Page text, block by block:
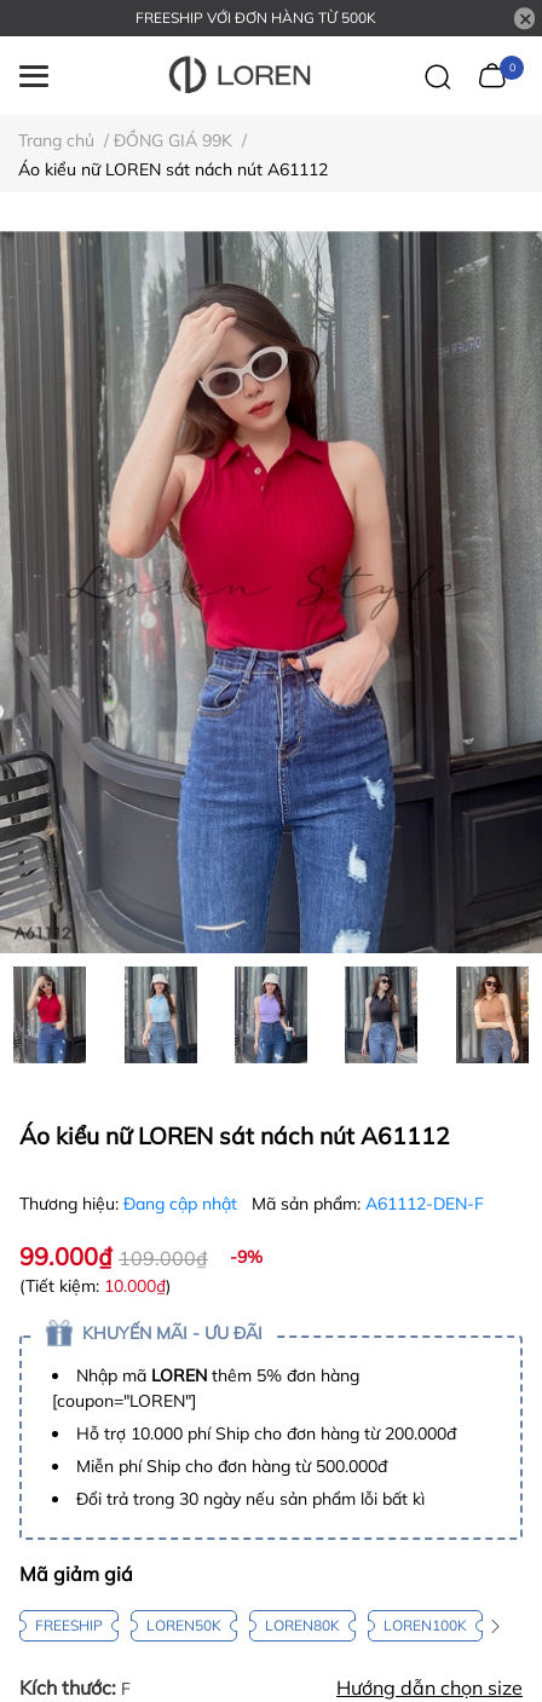
FREESHIP VỚI ĐƠN HÀNG TỪ 500K
0
Trang chủ / ĐỒNG GIÁ 99K /
Áo kiểu nữ LOREN sát nách nút A61112
Áo kiểu nữ LOREN sát nách nút A61112
Thương hiệu: Đang cập nhật Mã sản phẩm: A61112-DEN-F
99.000₫ 109.000₫
-9%
(Tiết kiệm: 10.000₫)
KHUYẾN MÃI - ƯU ĐÃI
Nhập mã LOREN thêm 5% đơn hàng
[coupon="LOREN"]
Hỗ trợ 10.000 phí Ship cho đơn hàng từ 200.000đ
Miễn phí Ship cho đơn hàng từ 500.000đ
Đổi trả trong 30 ngày nếu sản phẩm lỗi bất kì
Mã giảm giá
FREESHIP LOREN50K LOREN80K LOREN100K
Kích thước: F Hướng dẫn chọn size